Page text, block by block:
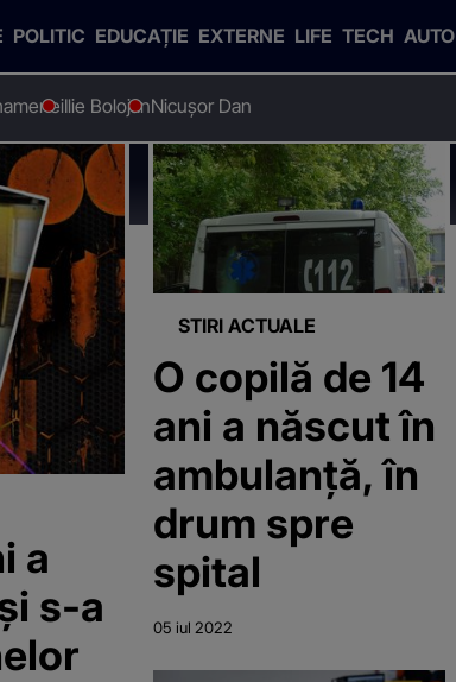
POLITIC EDUCAȚIE EXTERNE LIFE TECH AUTO
Ilie BolojanNicușor Dan
a
s-a
STIRI ACTUALE
O copilă de 14
ani a născut în
ambulanță, în
drum spre
spital
05 iul 2022